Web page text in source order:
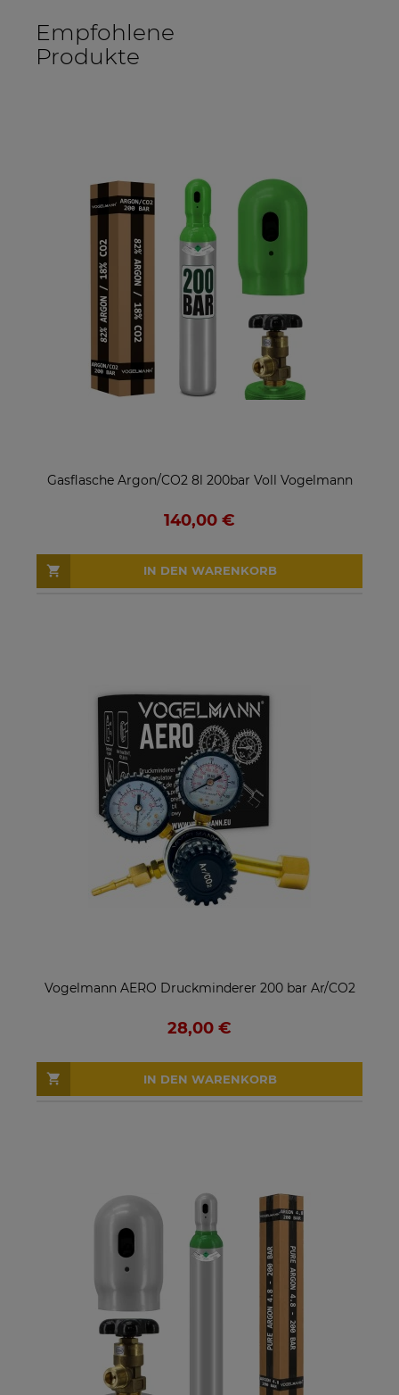
Empfohlene
Produkte
Gasflasche Argon/CO2 8l 200bar Voll Vogelmann
140,00 €
IN DEN WARENKORB
Vogelmann AERO Druckminderer 200 bar Ar/CO2
28,00 €
IN DEN WARENKORB